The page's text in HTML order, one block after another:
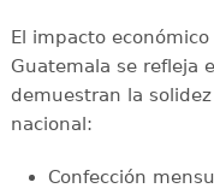
El impacto
Guatemala se refleja
demuestran la
nacional:
Confección